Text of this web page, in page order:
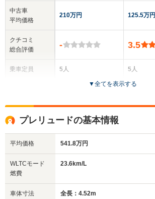
中古車
平均価格
クチコミ
総合評価
乗車定員
サイズ
(全長x全幅x全高)
210万円
-
5人
全高
1.36m
全幅
1.7m
125.5万円
3.5
5人
4ドア
▼全てを表示する
プレリュードの基本情報
平均価格 541.8万円
WLTCモード
燃費
23.6km/L
車体寸法
全長：4.52m